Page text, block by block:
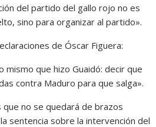
del partido del gallo rojo no es
sino para organizar al partido».
de Óscar Figuera:
mismo que hizo Guaidó: decir que
contra Maduro para que salga».
no se quedará de brazos
sentencia sobre la intervención del